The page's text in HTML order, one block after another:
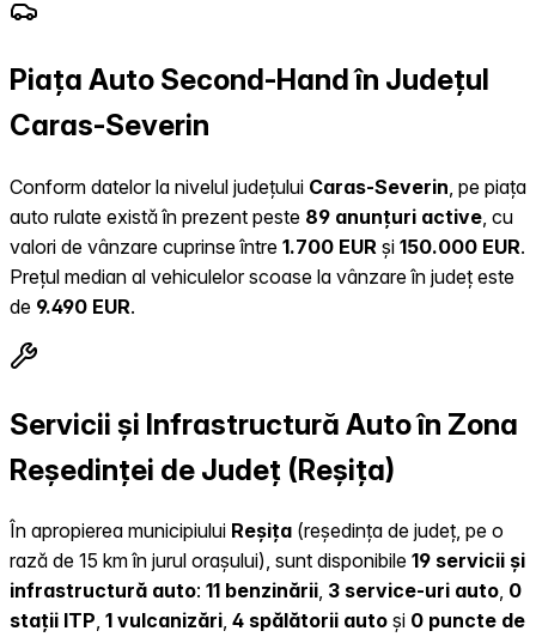
Piața Auto Second-Hand în Județul
Caras-Severin
Conform datelor la nivelul județului Caras-Severin , pe piața
auto rulate există în prezent peste 89 anunțuri active , cu
valori de vânzare cuprinse între 1.700 EUR și 150.000 EUR.
Prețul median al vehiculelor scoase la vânzare în județ este
de 9.490 EUR.
Servicii și Infrastructură Auto în Zona
Reședinței de Județ (Reșița)
În apropierea municipiului Reșița (reședința de județ, pe o
rază de 15 km în jurul orașului), sunt disponibile 19 servicii și
infrastructură auto: 11 benzinării, 3 service-uri auto, 0
stații ITP, 1 vulcanizări, 4 spălătorii auto și 0 puncte de